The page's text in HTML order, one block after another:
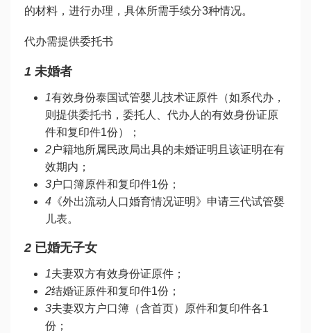
的材料，进行办理，具体所需手续分3种情况。
代办需提供委托书
1 未婚者
1有效身份泰国试管婴儿技术证原件（如系代办，
则提供委托书，委托人、代办人的有效身份证原
件和复印件1份）；
2户籍地所属民政局出具的未婚证明且该证明在有
效期内；
3户口簿原件和复印件1份；
4 《外出流动人口婚育情况证明》申请三代试管婴
儿表。
2 已婚无子女
1夫妻双方有效身份证原件；
2结婚证原件和复印件1份；
3夫妻双方户口簿（含首页）原件和复印件各1
份；